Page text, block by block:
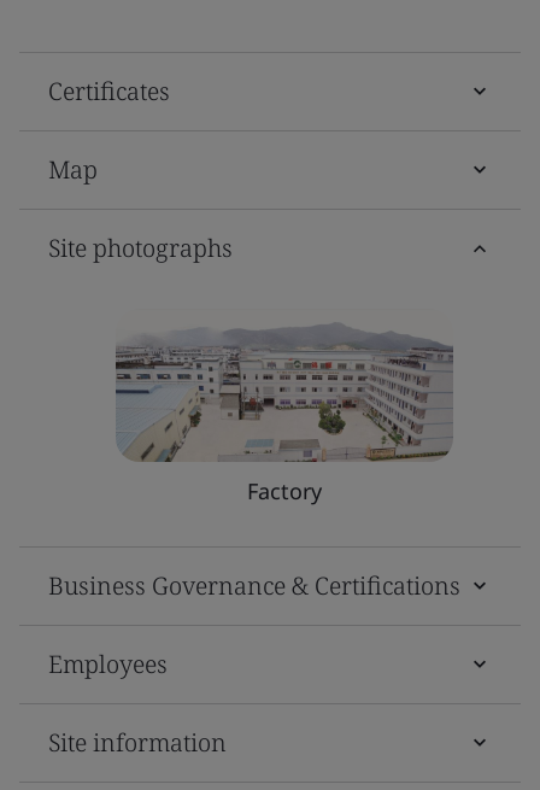
Certificates
Map
Site photographs
Factory
Business Governance & Certifications
Employees
Site information